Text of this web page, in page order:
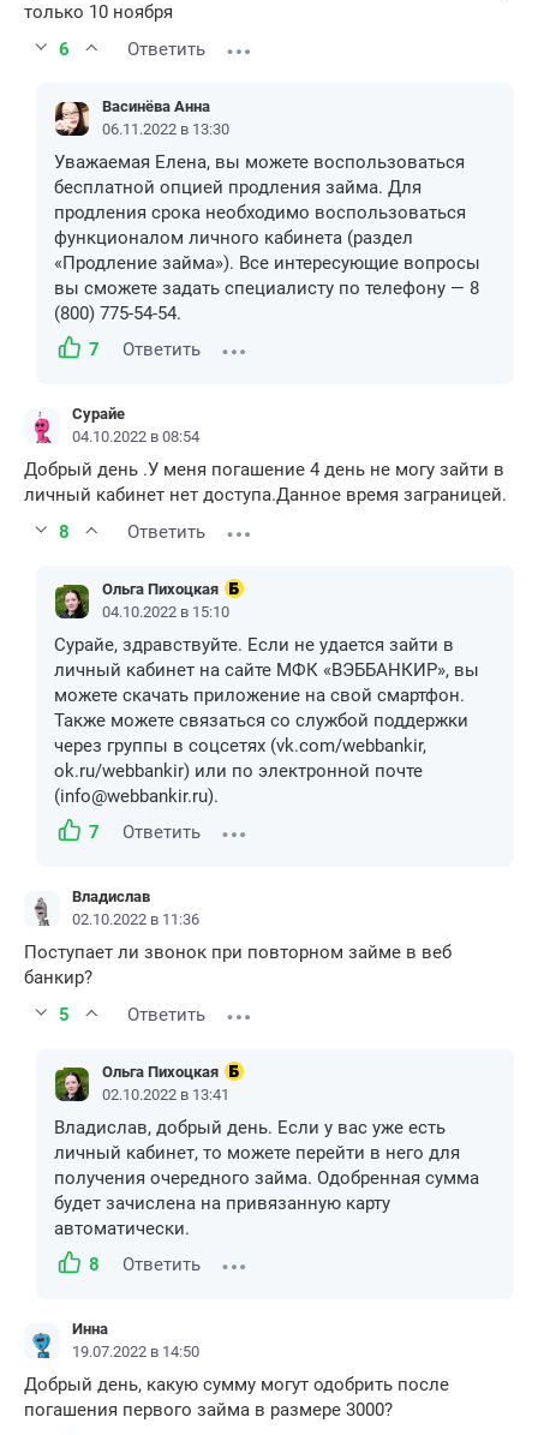
только 10 ноября
6
Ответить
Васинёва Анна
06.11.2022 в 13:30
Уважаемая Елена, вы можете воспользоваться
бесплатной опцией продления займа. Для
продления срока необходимо воспользоваться
функционалом личного кабинета (раздел
«Продление займа»). Все интересующие вопросы
вы сможете задать специалисту по телефону — 8
(800) 775-54-54.
7
Ответить
Сурайе
04.10.2022 в 08:54
Добрый день .У меня погашение 4 день не могу зайти в
личный кабинет нет доступа.Данное время заграницей.
8
Ответить
Ольга Пихоцкая
04.10.2022 в 15:10
Сурайе, здравствуйте. Если не удается зайти в
личный кабинет на сайте МФК «ВЭББАНКИР», вы
можете скачать приложение на свой смартфон.
Также можете связаться со службой поддержки
через группы в соцсетях (vk.com/webbankir,
ok.ru/webbankir) или по электронной почте
(info@webbankir.ru).
7
Ответить
Владислав
02.10.2022 в 11:36
Поступает ли звонок при повторном займе в веб
банкир?
5
Ответить
Ольга Пихоцкая
02.10.2022 в 13:41
Владислав, добрый день. Если у вас уже есть
личный кабинет, то можете перейти в него для
получения очередного займа. Одобренная сумма
будет зачислена на привязанную карту
автоматически.
8
Ответить
Инна
19.07.2022 в 14:50
Добрый день, какую сумму могут одобрить после
погашения первого займа в размере 3000?